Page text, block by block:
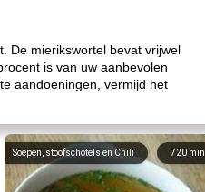
De mierikswortel bevat vrijwel
is van uw aanbevolen
aandoeningen, vermijd het
720 min
Soepen, stoofschotels en Chili